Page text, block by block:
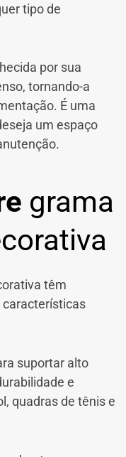
tipo de
por sua
tornando-a
É uma
um espaço
grama
têm
características
suportar alto
e
quadras de tênis e